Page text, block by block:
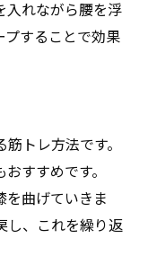
入れながら腰を浮
プすることで効果
トレ方法です。
すすめです。
を曲げていきま
し、これを繰り返